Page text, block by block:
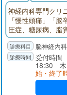
神経内科専門クリ
「慢性頭痛」「
圧症、糖尿病、脂
ます。ふるえ、歩
ください。東葉高
太郎２階）。頭部
医、指導医。内
脳神経内
受付時間
18:30
始・終了